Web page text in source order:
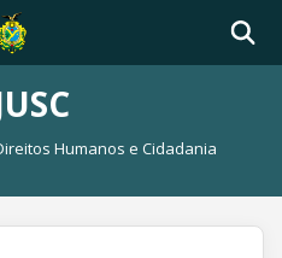
Humanos e Cidadania